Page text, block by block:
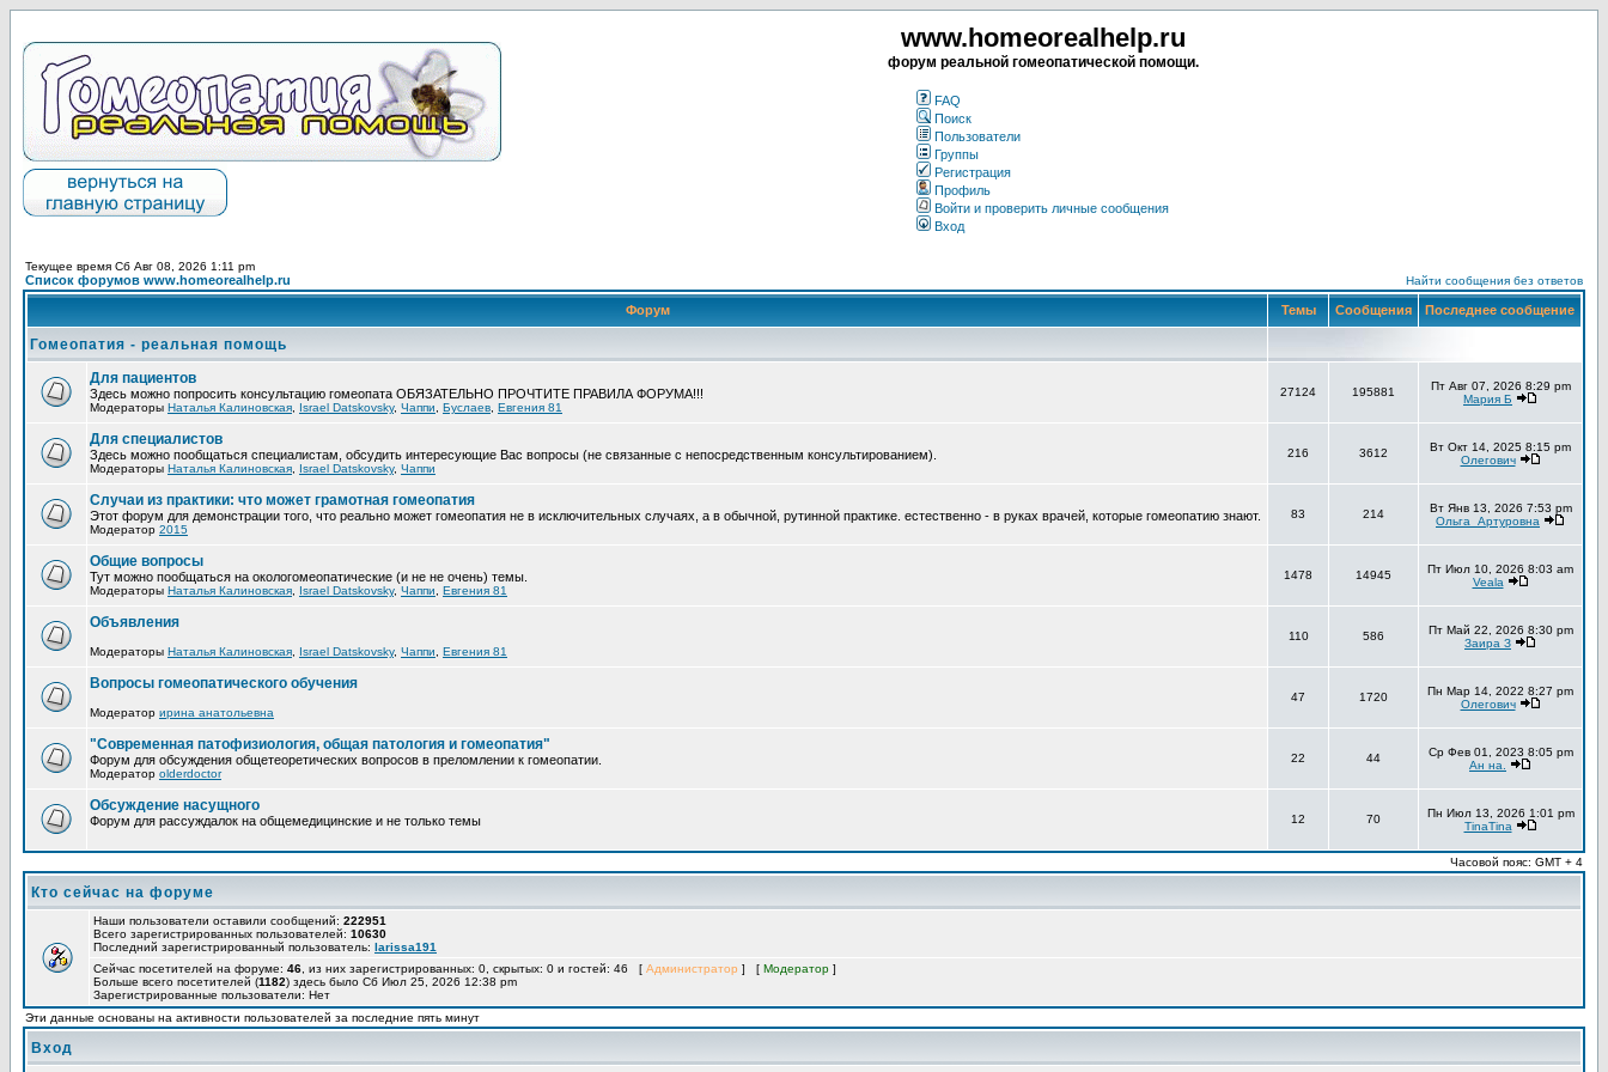
www.homeorealhelp.ru
форум реальной гомеопатической помощи.
FAQ
Поиск
Пользователи
Группы
Регистрация
Профиль
Войти и проверить личные сообщения
Вход
Текущее время Сб Авг 08, 2026 1:11 pm
Список форумов www.homeorealhelp.ru Найти сообщения без ответов
Форум Темы Сообщения Последнее сообщение
Гомеопатия - реальная помощь
Для пациентов
Здесь можно попросить консультацию гомеопата ОБЯЗАТЕЛЬНО ПРОЧТИТЕ ПРАВИЛА ФОРУМА!!!
Модераторы Наталья Калиновская Israel Datskovsky, Чаппи Буслаев Евгения 81
27124 195881
Пт Авг 07, 2026 8:29 pm
Мария Б
Для специалистов
Здесь можно пообщаться специалистам, обсудить интересующие Вас вопросы (не связанные с непосредственным консультированием).
Модераторы Наталья Калиновская Israel Datskovsky, Чаппи
216 3612
Вт Окт 14, 2025 8:15 pm
Олегович
Случаи из практики: что может грамотная гомеопатия
Этот форум для демонстрации того, что реально может гомеопатия не в исключительных случаях, а в обычной, рутинной практике. естественно - в руках врачей, которые гомеопатию знают.
Модератор 2015
83 214
Вт Янв 13, 2026 7:53 pm
Ольга_Артуровна
Общие вопросы
Тут можно пообщаться на окологомеопатические (и не не очень) темы.
Модераторы Наталья Калиновская Israel Datskovsky, Чаппи Евгения 81
1478 14945
Пт Июл 10, 2026 8:03 am
Veala
Объявления
Модераторы Наталья Калиновская Israel Datskovsky, Чаппи Евгения 81
110 586
Пт Май 22, 2026 8:30 pm
Заира З
Вопросы гомеопатического обучения
Модератор ирина анатольевна
47 1720
Пн Мар 14, 2022 8:27 pm
Олегович
"Современная патофизиология, общая патология и гомеопатия"
Форум для обсуждения общетеоретических вопросов в преломлении к гомеопатии.
Модератор olderdoctor
22 44
Ср Фев 01, 2023 8:05 pm
Ан на.
Обсуждение насущного
Форум для рассуждалок на общемедицинские и не только темы 12 70
Пн Июл 13, 2026 1:01 pm
TinaTina
Часовой пояс: GMT + 4
Кто сейчас на форуме
Наши пользователи оставили сообщений: 222951
Всего зарегистрированных пользователей: 10630
Последний зарегистрированный пользователь: larissa191
Сейчас посетителей на форуме: 46 , из них зарегистрированных: 0, скрытых: 0 и гостей: 46 [ Администратор ] [ Модератор ]
Больше всего посетителей (1182) здесь было Сб Июл 25, 2026 12:38 pm
Зарегистрированные пользователи: Нет
Эти данные основаны на активности пользователей за последние пять минут
Вход